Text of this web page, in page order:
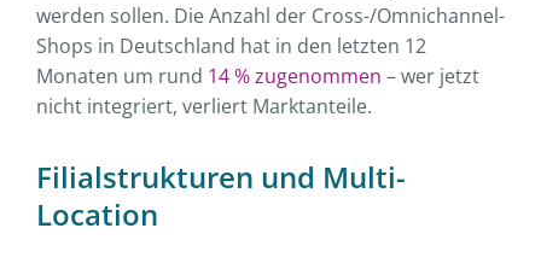
werden sollen. Die Anzahl der Cross-/Omnichannel-
Shops in Deutschland hat in den letzten 12
Monaten um rund 14 % zugenommen – wer jetzt
nicht integriert, verliert Marktanteile.
Filialstrukturen und Multi-
Location